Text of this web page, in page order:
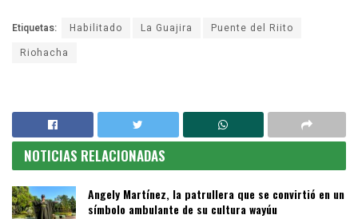
Etiquetas: Habilitado La Guajira
Puente del Riito
Riohacha
NOTICIAS RELACIONADAS
Angely Martínez, la patrullera que se convirtió en un
símbolo ambulante de su cultura wayúu